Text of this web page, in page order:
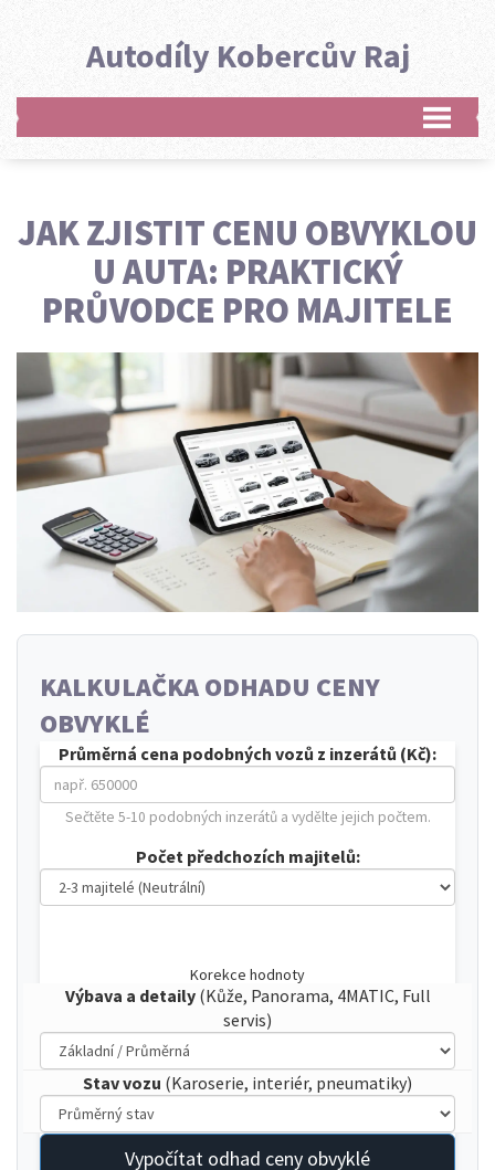
Autodíly Kobercův Raj
JAK ZJISTIT CENU OBVYKLOU
U AUTA: PRAKTICKÝ
PRŮVODCE PRO MAJITELE
KALKULAČKA ODHADU CENY
OBVYKLÉ
Průměrná cena podobných vozů z inzerátů (Kč):
Sečtěte 5-10 podobných inzerátů a vydělte jejich počtem.
Počet předchozích majitelů:
Korekce hodnoty
Výbava a detaily(Kůže, Panorama, 4MATIC, Full
servis)
Stav vozu (Karoserie, interiér, pneumatiky)
Vypočítat odhad ceny obvyklé